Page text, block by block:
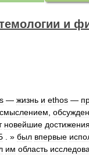
и
— жизнь и ethos —
новейшие достижения
. » был впервые
им область